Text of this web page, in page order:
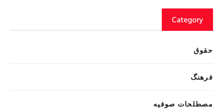
Category
حقوق
فرهنگ
مصطلحات صوفیه